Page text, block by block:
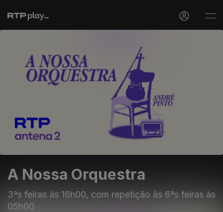
A Nossa Orquestra
3ªs feiras às 16h00, com repetição às 6ªs feiras às
05h00